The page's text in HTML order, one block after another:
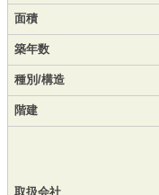
面積
築年数
種別/構造
階建
取扱会社